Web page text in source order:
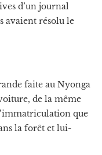
d’un journal
avaient résolu le
faite au Nyonga
de la même
que
la forêt et lui-